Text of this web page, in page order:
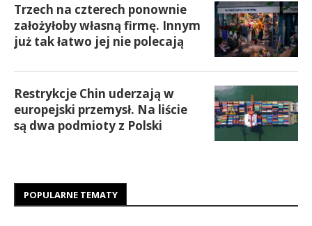
Trzech na czterech ponownie
założyłoby własną firmę. Innym
już tak łatwo jej nie polecają
Restrykcje Chin uderzają w
europejski przemysł. Na liście
są dwa podmioty z Polski
POPULARNE TEMATY